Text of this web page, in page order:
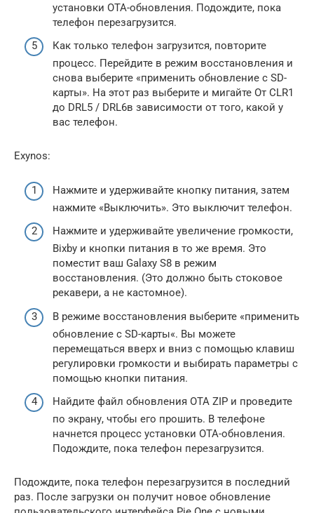
установки OTA-обновления. Подождите, пока
телефон перезагрузится.
Как только телефон загрузится, повторите
процесс. Перейдите в режим восстановления и
снова выберите «применить обновление с SD-
карты». На этот раз выберите и мигайте От CLR1
до DRL5 / DRL6в зависимости от того, какой у
вас телефон.
Exynos:
Нажмите и удерживайте кнопку питания, затем
нажмите «Выключить». Это выключит телефон.
Нажмите и удерживайте увеличение громкости,
Bixby и кнопки питания в то же время. Это
поместит ваш Galaxy S8 в режим
восстановления. (Это должно быть стоковое
рекавери, а не кастомное).
В режиме восстановления выберите «применить
обновление с SD-карты«. Вы можете
перемещаться вверх и вниз с помощью клавиш
регулировки громкости и выбирать параметры с
помощью кнопки питания.
Найдите файл обновления OTA ZIP и проведите
по экрану, чтобы его прошить. В телефоне
начнется процесс установки OTA-обновления.
Подождите, пока телефон перезагрузится.
Подождите, пока телефон перезагрузится в последний
раз. После загрузки он получит новое обновление